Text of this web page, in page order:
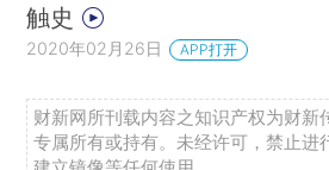
触史
2020年02月26日 APP打开
财新网所刊载内容之知识产权为财新
专属所有或持有。未经许可，禁止进